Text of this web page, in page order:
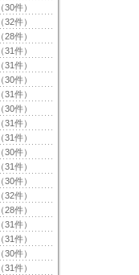
（30件）
（32件）
（28件）
（31件）
（31件）
（30件）
（31件）
（30件）
（31件）
（31件）
（30件）
（31件）
（30件）
（32件）
（28件）
（31件）
（31件）
（30件）
（31件）